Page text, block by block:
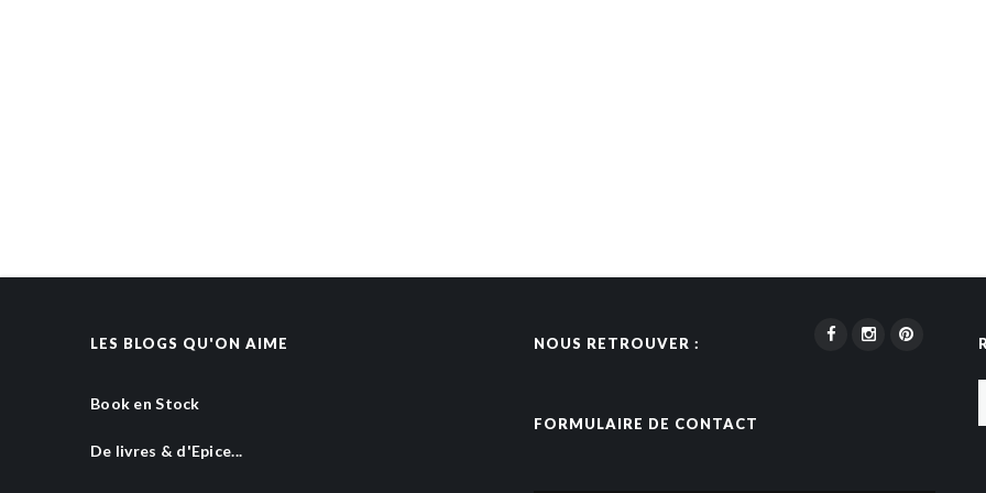
LES BLOGS QU'ON AIME
Book en Stock
De livres & d'Epice...
NOUS RETROUVER :
FORMULAIRE DE CONTACT